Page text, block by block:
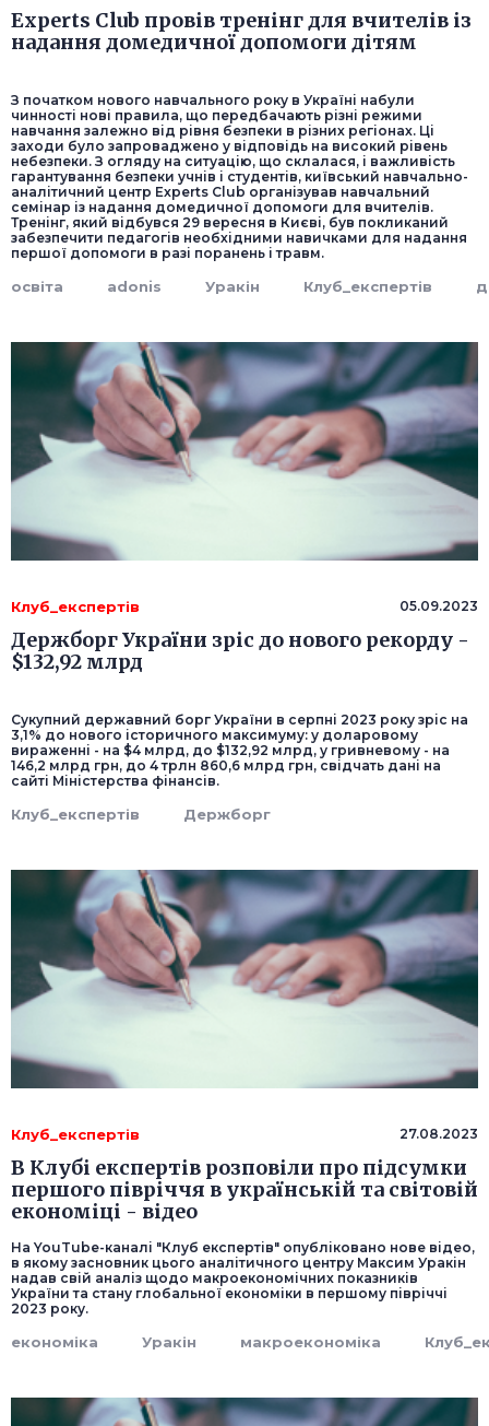
Experts Club провів тренінг для вчителів із
надання домедичної допомоги дітям
З початком нового навчального року в Україні набули
чинності нові правила, що передбачають різні режими
навчання залежно від рівня безпеки в різних регіонах. Ці
заходи було запроваджено у відповідь на високий рівень
небезпеки. З огляду на ситуацію, що склалася, і важливість
гарантування безпеки учнів і студентів, київський навчально-
аналітичний центр Experts Club організував навчальний
семінар із надання домедичної допомоги для вчителів.
Тренінг, який відбувся 29 вересня в Києві, був покликаний
забезпечити педагогів необхідними навичками для надання
першої допомоги в разі поранень і травм.
освіта adonis Уракін Клуб_експертів
Клуб_експертів 05.09.2023
Держборг України зріс до нового рекорду -
$132,92 млрд
Сукупний державний борг України в серпні 2023 року зріс на
3,1% до нового історичного максимуму: у доларовому
вираженні - на $4 млрд, до $132,92 млрд, у гривневому - на
146,2 млрд грн, до 4 трлн 860,6 млрд грн, свідчать дані на
сайті Міністерства фінансів.
Клуб_експертів Держборг
Клуб_експертів 27.08.2023
В Клубі експертів розповіли про підсумки
першого півріччя в українській та світовій
економіці - відео
На YouTube-каналі "Клуб експертів" опубліковано нове відео,
в якому засновник цього аналітичного центру Максим Уракін
надав свій аналіз щодо макроекономічних показників
України та стану глобальної економіки в першому півріччі
2023 року.
економіка Уракін макроекономіка